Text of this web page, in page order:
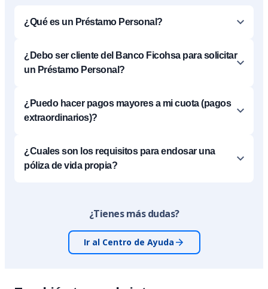
¿Qué es un Préstamo Personal?
¿Debo ser cliente del Banco Ficohsa para solicitar
un Préstamo Personal?
¿Puedo hacer pagos mayores a mi cuota (pagos
extraordinarios)?
¿Cuales son los requisitos para endosar una
póliza de vida propia?
¿Tienes más dudas?
Ir al Centro de Ayuda